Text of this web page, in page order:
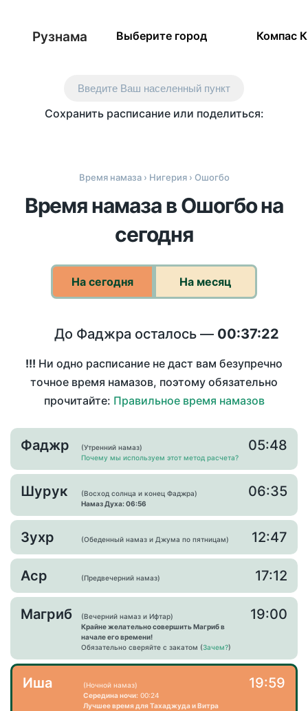
Рузнама Выберите город Компас
Введите Ваш населенный пункт
Сохранить расписание или поделиться:
Время намаза› Нигерия› Ошогбо
Время намаза в Ошогбо на
сегодня
На сегодня На месяц
До Фаджра осталось — 00:37:22
!!! Ни одно расписание не даст вам безупречно
точное время намазов, поэтому обязательно
прочитайте: Правильное время намазов
Фаджр
(Утренний намаз)
Почему мы используем этот метод расчета?
05:48
Шурук
(Восход солнца и конец Фаджра)
Намаз Духа: 06:56
06:35
Зухр (Обеденный намаз и Джума по пятницам) 12:47
Аср (Предвечерний намаз) 17:12
Магриб
(Вечерний намаз и Ифтар)
Крайне желательно совершить Магриб в
начале его времени!
Обязательно сверяйте с закатом (Зачем?)
19:00
Иша
(Ночной намаз)
Середина ночи: 00:24
Лучшее время для Тахаджуда и Витра
19:59